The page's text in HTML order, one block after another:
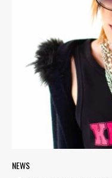
NEWS